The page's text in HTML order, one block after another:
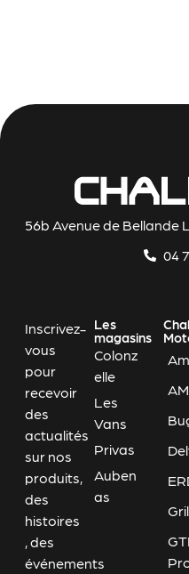
56b Avenue de Bellande
04
Inscrivez-
vous
pour
recevoir
des
actualités
sur nos
produits,
des
histoires
, des
événements
Les
magasins
Colonz
elle
Les
Vans
Privas
Auben
as